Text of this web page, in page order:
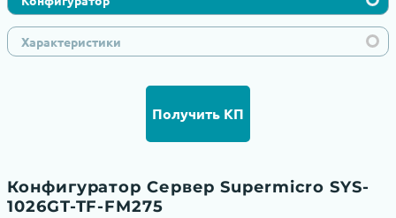
Характеристики
Получить КП
Конфигуратор Сервер Supermicro SYS-
1026GT-TF-FM275